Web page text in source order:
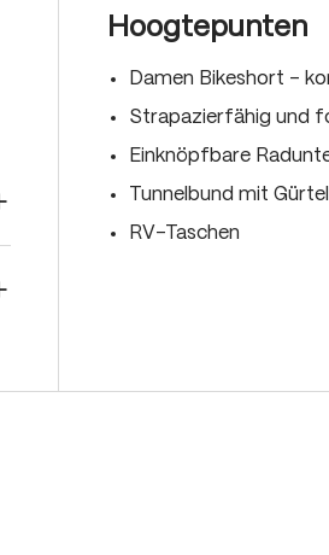
Hoogtepunten
Damen Bikeshort –
Strapazierfähig und
Einknöpfbare
Tunnelbund mit
RV-Taschen